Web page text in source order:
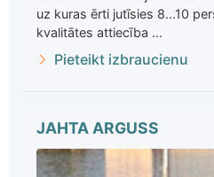
uz kuras ērti jutīsies 8...10
kvalitātes attiecība ...
Pieteikt izbraucienu
JAHTA ARGUSS